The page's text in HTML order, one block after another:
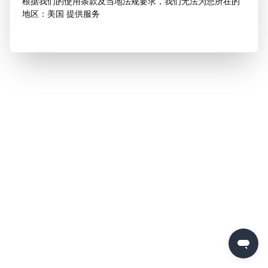
地区：美国 提供服务